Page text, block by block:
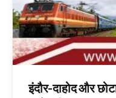
इंदौर-दाहोद और